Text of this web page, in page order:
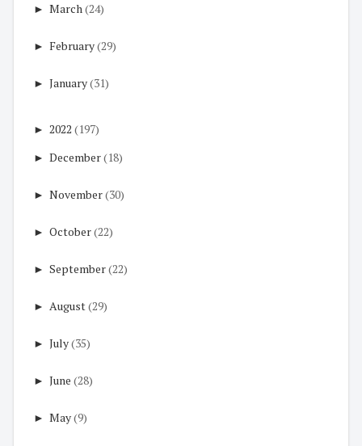
► March(24)
► February(29)
► January(31)
► 2022 (197)
► December(18)
► November(30)
► October(22)
► September(22)
► August(29)
► July(35)
► June (28)
► May(9)